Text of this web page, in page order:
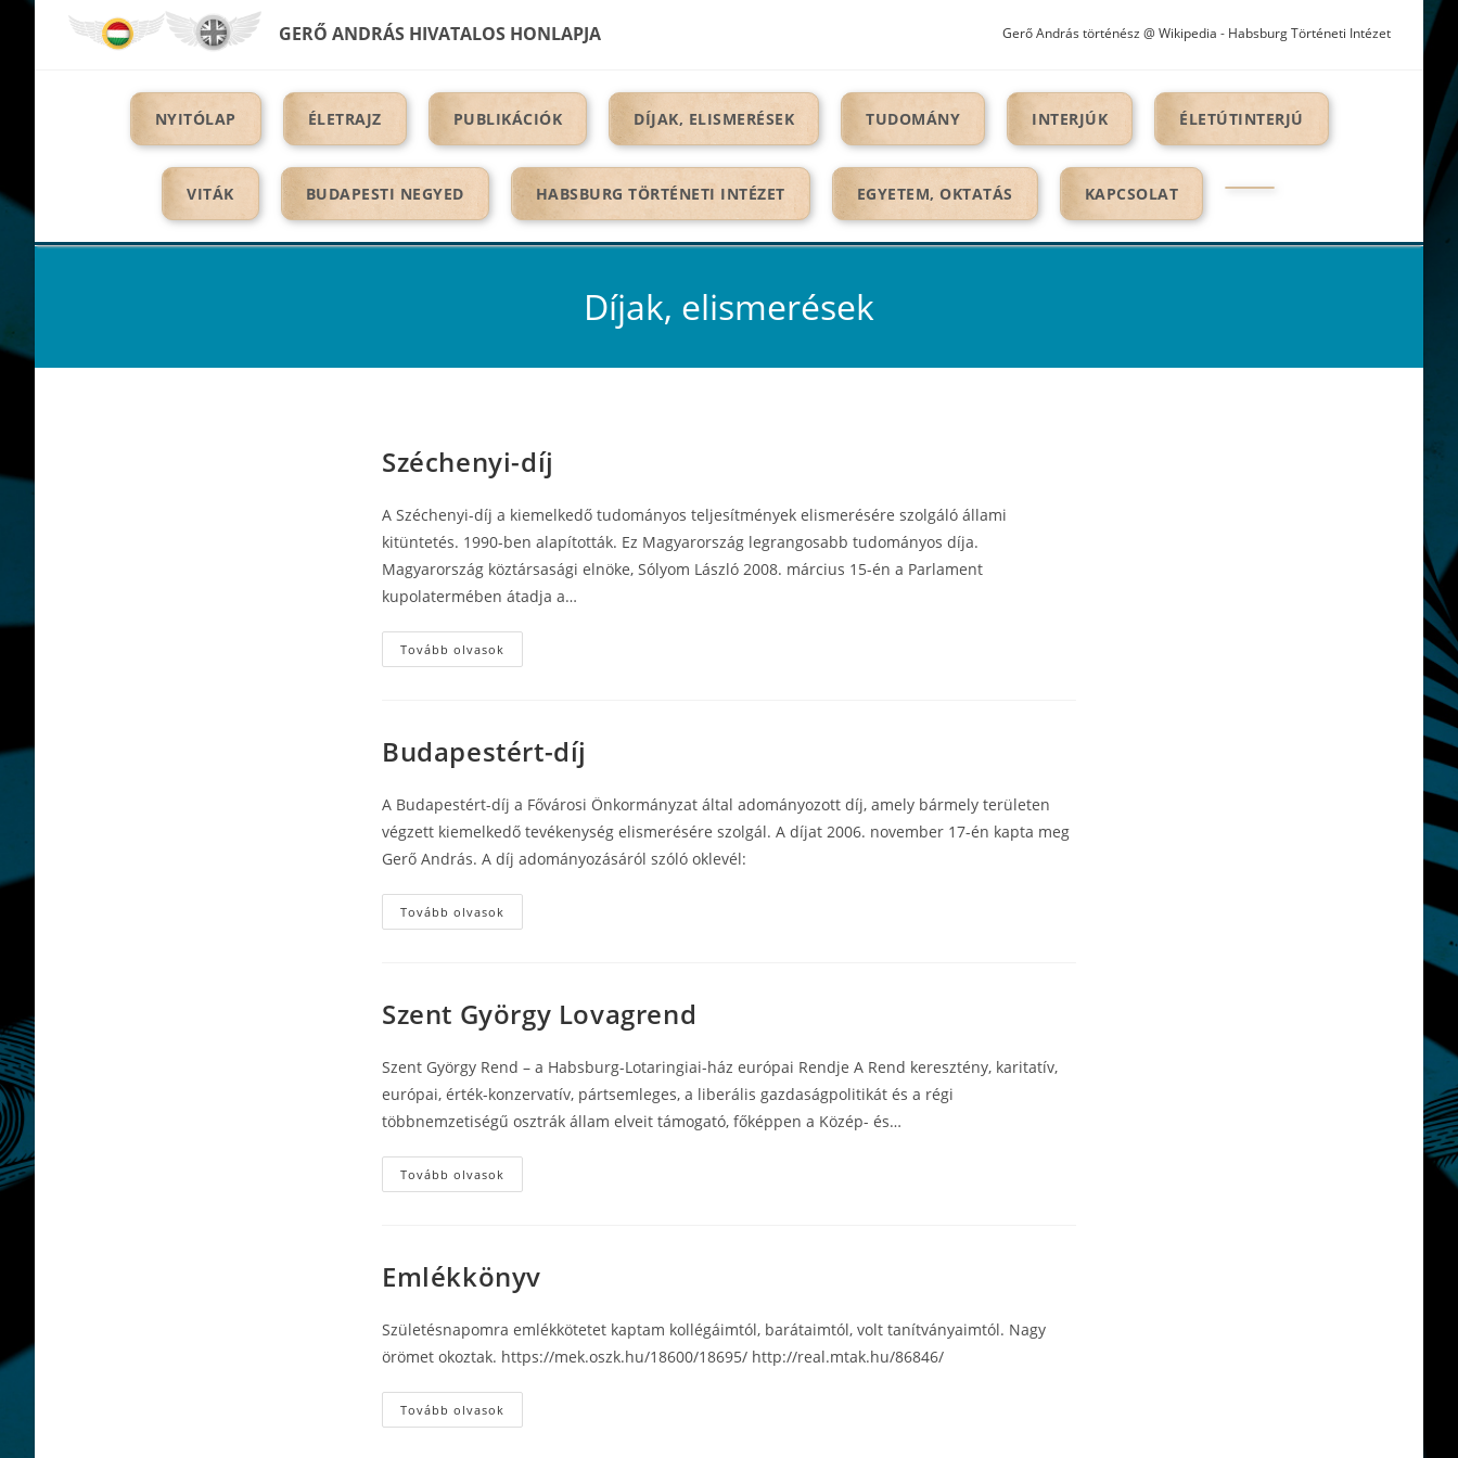
GERŐ ANDRÁS HIVATALOS HONLAPJA Gerő András történész @ Wikipedia - Habsburg Történeti Intézet
NYITÓLAP ÉLETRAJZ PUBLIKÁCIÓK DÍJAK, ELISMERÉSEK TUDOMÁNY INTERJÚK ÉLETÚTINTERJÚ
VITÁK BUDAPESTI NEGYED HABSBURG TÖRTÉNETI INTÉZET EGYETEM, OKTATÁS
KAPCSOLAT
Díjak, elismerések
Széchenyi-díj
A Széchenyi-díj a kiemelkedő tudományos teljesítmények elismerésére szolgáló állami
kitüntetés. 1990-ben alapították. Ez Magyarország legrangosabb tudományos díja.
Magyarország köztársasági elnöke, Sólyom László 2008. március 15-én a Parlament
kupolatermében átadja a…
Tovább olvasok
díj
Budapestért-díj
A Budapestért-díj a Fővárosi Önkormányzat által adományozott díj, amely bármely területen
végzett kiemelkedő tevékenység elismerésére szolgál. A díjat 2006. november 17-én kapta meg
Gerő András. A díj adományozásáról szóló oklevél:
Tovább olvasok
díj
Szent György Lovagrend
Szent György Rend – a Habsburg-Lotaringiai-ház európai Rendje A Rend keresztény, karitatív,
európai, érték-konzervatív, pártsemleges, a liberális gazdaságpolitikát és a régi
többnemzetiségű osztrák állam elveit támogató, főképpen a Közép- és…
Tovább olvasok
György
Emlékkönyv
Születésnapomra emlékkötetet kaptam kollégáimtól, barátaimtól, volt tanítványaimtól. Nagy
örömet okoztak. https://mek.oszk.hu/18600/18695/ http://real.mtak.hu/86846/
Tovább olvasok